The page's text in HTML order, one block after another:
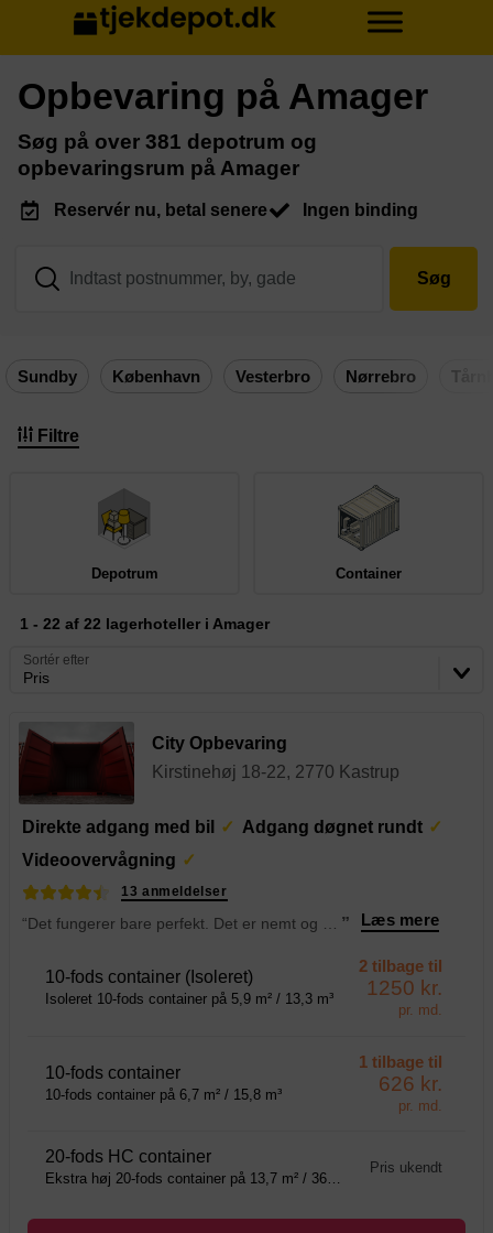
Opbevaring på Amager
Søg på over 381 depotrum og
opbevaringsrum på Amager
Reservér nu, betal senere Ingen binding
Søg
Sundby København Vesterbro Nørrebro
Filtre
Depotrum Container
1 - 22 af 22 lagerhoteller i Amager
Pris
Sortér efter
City Opbevaring
Kirstinehøj 18-22, 2770 Kastrup
Direkte adgang med bil
Adgang døgnet rundt
Videoovervågning
13 anmeldelser
” Læs mere
10-fods container (Isoleret)
Isoleret 10-fods container på 5,9 m² / 13,3 m³
2 tilbage til
1250 kr.
pr. md.
10-fods container
10-fods container på 6,7 m² / 15,8 m³
1 tilbage til
626 kr.
pr. md.
20-fods HC container
Ekstra høj 20-fods container på 13,7 m² / 36,7 m³
Pris ukendt